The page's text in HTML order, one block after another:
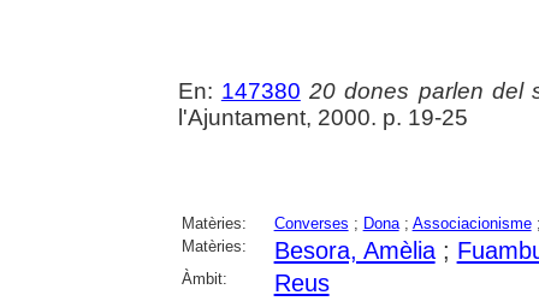
En: 147380 20 dones parlen del
l'Ajuntament, 2000. p. 19-25
Matèries: Converses ; Dona; Associacionisme
Matèries:
Besora, Amèlia;
Àmbit: Reus